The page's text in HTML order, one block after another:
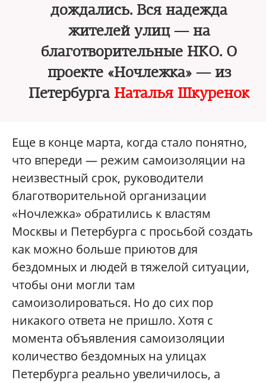
дождались. Вся надежда
жителей улиц — на
благотворительные НКО. О
проекте «Ночлежка» — из
Петербурга Наталья Шкуренок
Еще в конце марта, когда стало понятно,
что впереди — режим самоизоляции на
неизвестный срок, руководители
благотворительной организации
«Ночлежка» обратились к властям
Москвы и Петербурга с просьбой создать
как можно больше приютов для
бездомных и людей в тяжелой ситуации,
чтобы они могли там
самоизолироваться. Но до сих пор
никакого ответа не пришло. Хотя с
момента объявления самоизоляции
количество бездомных на улицах
Петербурга реально увеличилось, а